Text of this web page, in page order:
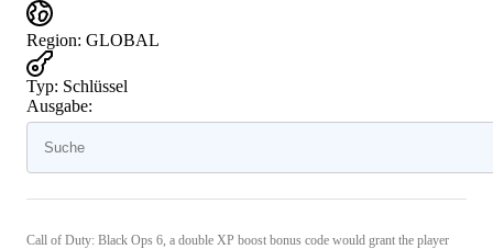
Region: GLOBAL
Typ: Schlüssel
Ausgabe:
Call of Duty: Black Ops 6, a double XP boost bonus code would grant the player